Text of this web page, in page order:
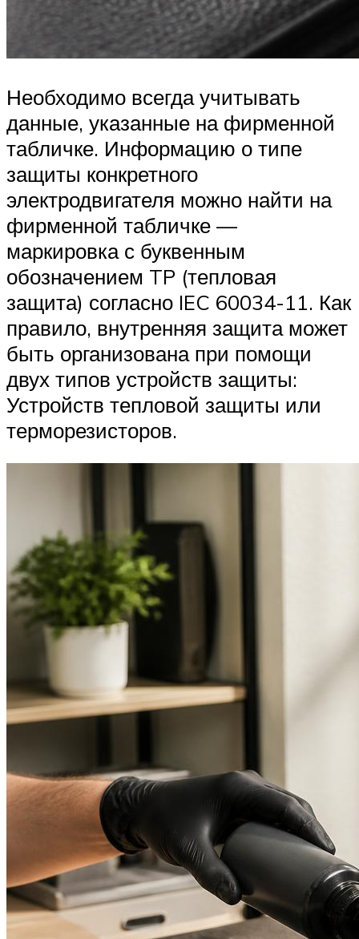
Необходимо всегда учитывать
данные, указанные на фирменной
табличке. Информацию о типе
защиты конкретного
электродвигателя можно найти на
фирменной табличке —
маркировка с буквенным
обозначением TP (тепловая
защита) согласно IEC 60034-11. Как
правило, внутренняя защита может
быть организована при помощи
двух типов устройств защиты:
Устройств тепловой защиты или
терморезисторов.